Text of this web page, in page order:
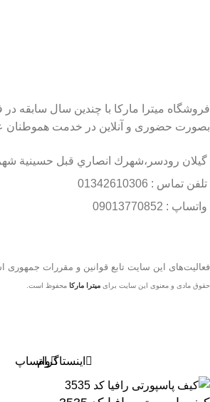
فروشگاه میترا مارکا با چندین سال سابقه
بصورت حضوری و آنلاین در خدمت هموطنان
گيلان رودسر،شهرك انصاري قبل حسينية
تلفن تماس : 01342610306
واتساپ : 09013770852
فعاليت‌های اين سايت تابع قوانين و مقررات جمهوری
حقوق مادی و معنوی این سایت برای میترا مارکا محفوظ است.
اینستاگرامواتساپ